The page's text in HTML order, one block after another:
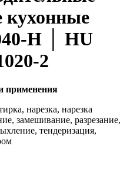
кухонные
H │ HU
2
применения
нарезка, нарезка
замешивание, разрезание,
тендеризация,